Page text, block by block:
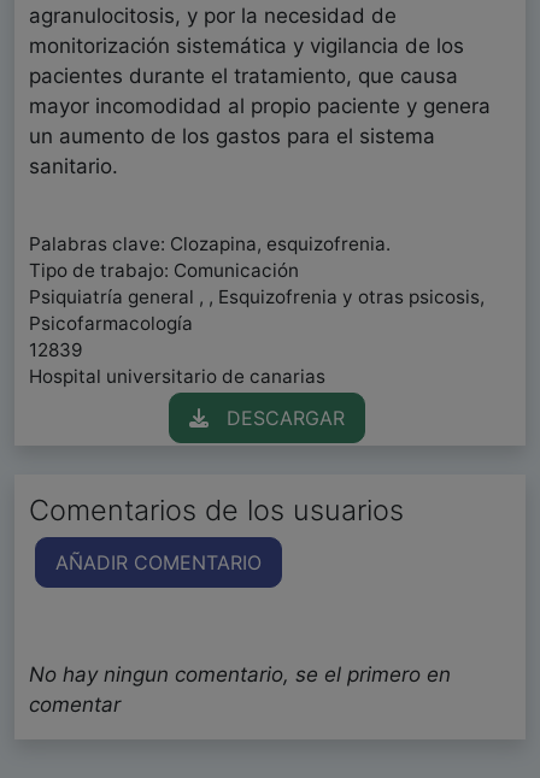
agranulocitosis, y por la necesidad de
monitorización sistemática y vigilancia de los
pacientes durante el tratamiento, que causa
mayor incomodidad al propio paciente y genera
un aumento de los gastos para el sistema
sanitario.
Palabras clave: Clozapina, esquizofrenia.
Tipo de trabajo: Comunicación
Psiquiatría general , , Esquizofrenia y otras psicosis,
Psicofarmacología
12839
Hospital universitario de canarias
DESCARGAR
Comentarios de los usuarios
AÑADIR COMENTARIO
No hay ningun comentario, se el primero en
comentar